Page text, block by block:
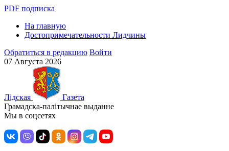
PDF подписка
На главную
Достопримечательности Лидчины
Обратиться в редакцию Войти
07 Августа 2026
Лiдская
Газета
Грамадска-палiтычнае выданне
Мы в соцсетях